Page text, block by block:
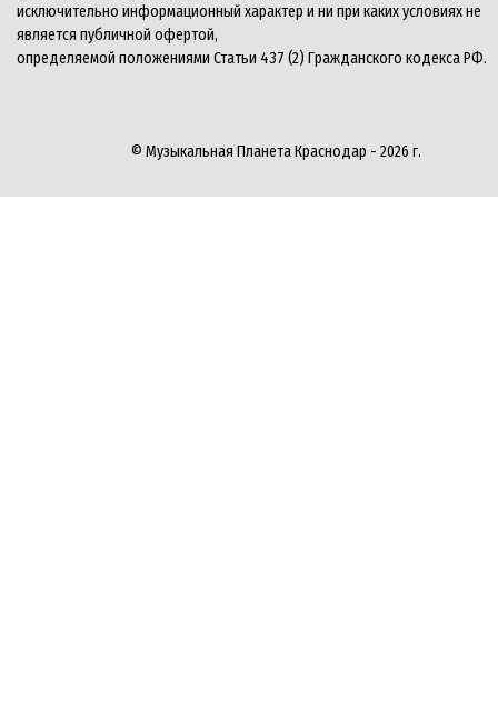
исключительно информационный характер и ни при каких условиях не
является публичной офертой,
определяемой положениями Статьи 437 (2) Гражданского кодекса РФ.
© Музыкальная Планета Краснодар - 2026 г.